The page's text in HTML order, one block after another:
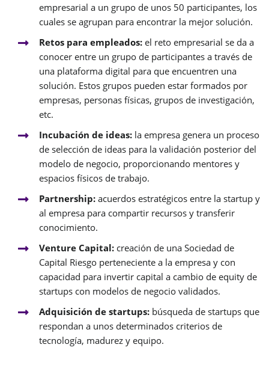
empresarial a un grupo de unos 50 participantes, los
cuales se agrupan para encontrar la mejor solución.
Retos para empleados: el reto empresarial se da a
conocer entre un grupo de participantes a través de
una plataforma digital para que encuentren una
solución. Estos grupos pueden estar formados por
empresas, personas físicas, grupos de investigación,
etc.
Incubación de ideas: la empresa genera un proceso
de selección de ideas para la validación posterior del
modelo de negocio, proporcionando mentores y
espacios físicos de trabajo.
Partnership: acuerdos estratégicos entre la startup y
al empresa para compartir recursos y transferir
conocimiento.
Venture Capital: creación de una Sociedad de
Capital Riesgo perteneciente a la empresa y con
capacidad para invertir capital a cambio de equity de
startups con modelos de negocio validados.
Adquisición de startups: búsqueda de startups que
respondan a unos determinados criterios de
tecnología, madurez y equipo.